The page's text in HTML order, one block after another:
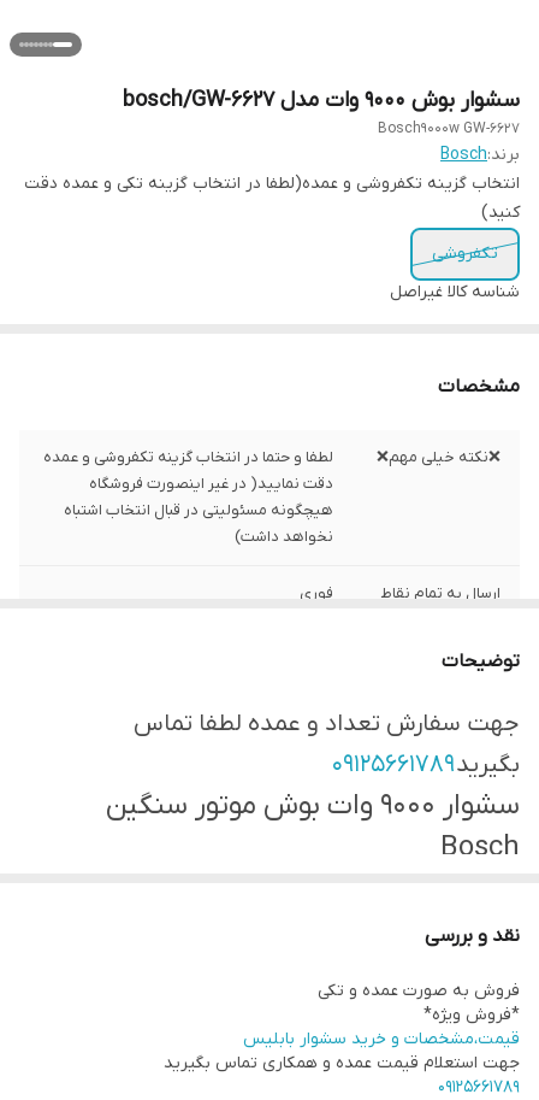
سشوار بوش ۹۰۰۰ وات مدل bosch/GW-6627
Bosch9000w GW-6627
برند:Bosch
انتخاب گزینه تکفروشی و عمده(لطفا در انتخاب گزینه تکی و عمده دقت
کنید)
تکفروشی
شناسه کالا غیراصل
مشخصات
❌نکته خیلی مهم❌
لطفا و حتما در انتخاب گزینه تکفروشی و عمده
دقت نمایید( در غیر اینصورت فروشگاه
هیچگونه مسئولیتی در قبال انتخاب اشتباه
نخواهد داشت)
ارسال به تمام نقاط
فوری
نوع مصرف
طول سیم ۱.۵ متر
جنس المنت
موتور
توربو
دارای باد سرد،گرم و داغ
توضیحات
جهت سفارش تعداد و عمده لطفا تماس
بگیرید۰۹۱۲۵۶۶۱۷۸۹
سشوار ۹۰۰۰ وات بوش موتور سنگین
Bosch
• توان: ۹۰۰۰ وات
• دارای دو سرعت کم و زیاد
• دارای دکمه باد سریع
جهت استعلام قیمت تعداد و عمده لطفا تماس بگیرید👈
نقد و بررسی
فروش به صورت عمده و تکی
*فروش ویژه*
قیمت،مشخصات و خرید سشوار بابلیس
جهت استعلام قیمت عمده و همکاری تماس بگیرید
۰۹۱۲۵۶۶۱۷۸۹